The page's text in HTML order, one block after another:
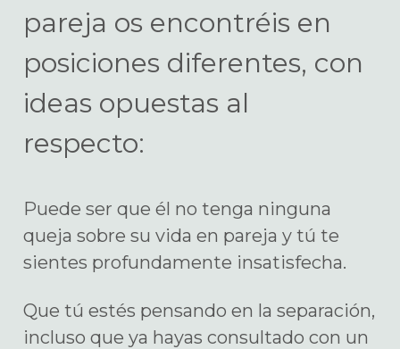
pareja os encontréis en
posiciones diferentes, con
ideas opuestas al
respecto:
Puede ser que él no tenga ninguna
queja sobre su vida en pareja y tú te
sientes profundamente insatisfecha.
Que tú estés pensando en la separación,
incluso que ya hayas consultado con un